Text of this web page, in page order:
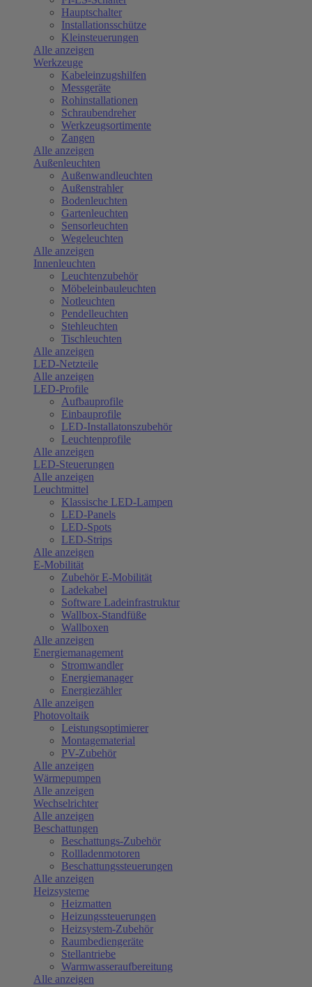
Hauptschalter
Installationsschütze
Kleinsteuerungen
Alle anzeigen
Werkzeuge
Kabeleinzugshilfen
Messgeräte
Rohinstallationen
Schraubendreher
Werkzeugsortimente
Zangen
Alle anzeigen
Außenleuchten
Außenwandleuchten
Außenstrahler
Bodenleuchten
Gartenleuchten
Sensorleuchten
Wegeleuchten
Alle anzeigen
Innenleuchten
Leuchtenzubehör
Möbeleinbauleuchten
Notleuchten
Pendelleuchten
Stehleuchten
Tischleuchten
Alle anzeigen
LED-Netzteile
Alle anzeigen
LED-Profile
Aufbauprofile
Einbauprofile
LED-Installatonszubehör
Leuchtenprofile
Alle anzeigen
LED-Steuerungen
Alle anzeigen
Leuchtmittel
Klassische LED-Lampen
LED-Panels
LED-Spots
LED-Strips
Alle anzeigen
E-Mobilität
Zubehör E-Mobilität
Ladekabel
Software Ladeinfrastruktur
Wallbox-Standfüße
Wallboxen
Alle anzeigen
Energiemanagement
Stromwandler
Energiemanager
Energiezähler
Alle anzeigen
Photovoltaik
Leistungsoptimierer
Montagematerial
PV-Zubehör
Alle anzeigen
Wärmepumpen
Alle anzeigen
Wechselrichter
Alle anzeigen
Beschattungen
Beschattungs-Zubehör
Rollladenmotoren
Beschattungssteuerungen
Alle anzeigen
Heizsysteme
Heizmatten
Heizungssteuerungen
Heizsystem-Zubehör
Raumbediengeräte
Stellantriebe
Warmwasseraufbereitung
Alle anzeigen